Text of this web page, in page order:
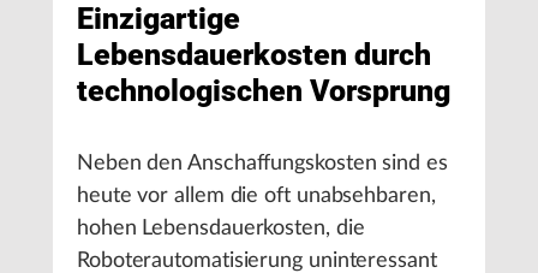
Einzigartige
Lebensdauerkosten durch
technologischen Vorsprung
Neben den Anschaffungskosten sind es
heute vor allem die oft unabsehbaren,
hohen Lebensdauerkosten, die
Roboterautomatisierung uninteressant